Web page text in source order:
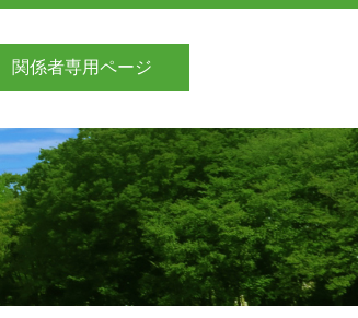
関係者専用ページ